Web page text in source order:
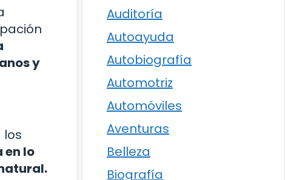
y
los
en lo
Auditoría
Autoayuda
Autobiografía
Automotriz
Automóviles
Aventuras
Belleza
Biografía